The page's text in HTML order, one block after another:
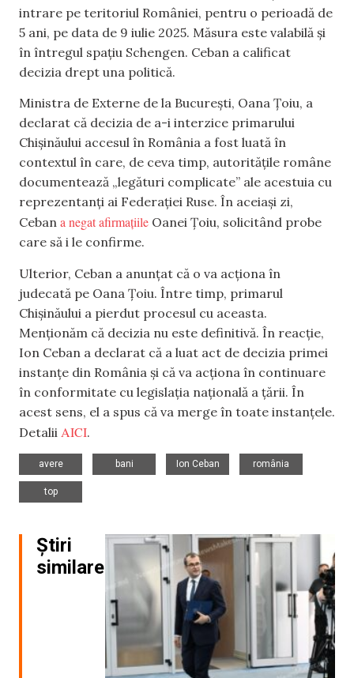
intrare pe teritoriul României, pentru o perioadă de
5 ani, pe data de 9 iulie 2025. Măsura este valabilă și
în întregul spațiu Schengen. Ceban a calificat
decizia drept una politică.
Ministra de Externe de la București, Oana Țoiu, a
declarat că decizia de a-i interzice primarului
Chișinăului accesul în România a fost luată în
contextul în care, de ceva timp, autoritățile române
documentează „legături complicate” ale acestuia cu
reprezentanți ai Federației Ruse. În aceiași zi,
Ceban a negat afirmațiile Oanei Țoiu, solicitând probe
care să i le confirme.
Ulterior, Ceban a anunțat că o va acționa în
judecată pe Oana Țoiu. Între timp, primarul
Chișinăului a pierdut procesul cu aceasta.
Menționăm că decizia nu este definitivă. În reacție,
Ion Ceban a declarat că a luat act de decizia primei
instanțe din România și că va acționa în continuare
în conformitate cu legislația națională a țării. În
acest sens, el a spus că va merge în toate instanțele.
Detalii AICI.
avere
bani
Ion Ceban
românia
top
Știri
similare